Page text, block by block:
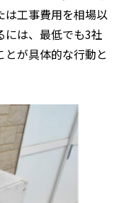
は工事費用を相場以
には、最低でも3社
が具体的な行動と